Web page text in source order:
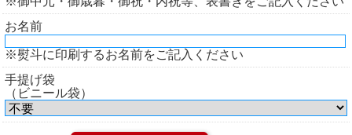
お名前
※熨斗に印刷するお名前をご記入ください
手提げ袋
（ビニール袋）